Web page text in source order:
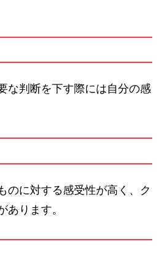
な判断を下す際には自分の感
のに対する感受性が高く、ク
あります。